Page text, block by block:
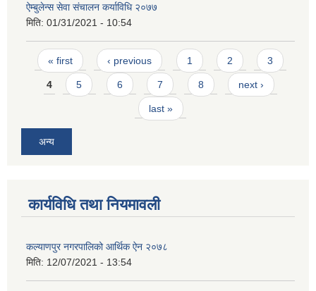
ऐम्बुलेन्स सेवा संचालन कर्याविधि २०७७
मिति: 01/31/2021 - 10:54
Pages
« first ‹ previous 1 2 3
4 5 6 7 8 next ›
last »
अन्य
कार्यविधि तथा नियमावली
कल्याणपुर नगरपालिको आर्थिक ऐन २०७८
मिति: 12/07/2021 - 13:54